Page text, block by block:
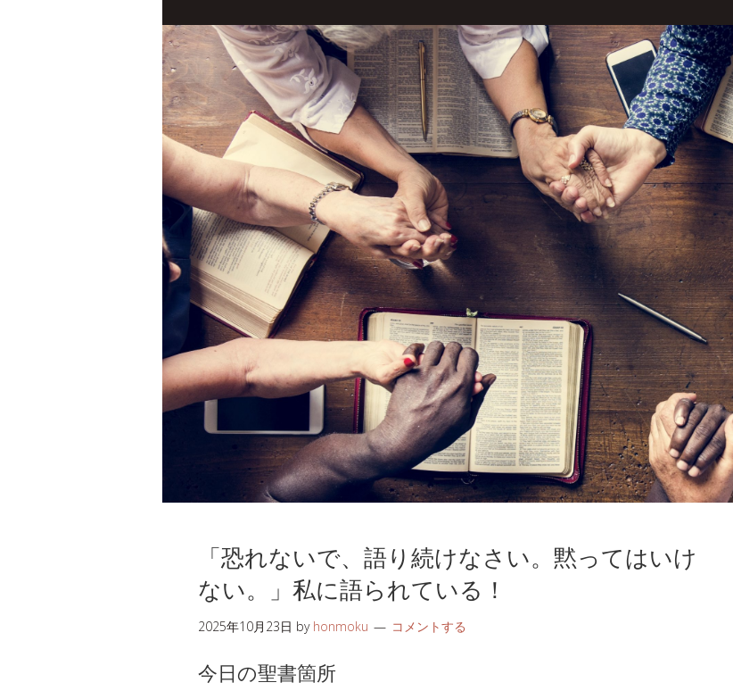
「恐れないで、語り続けなさい。黙ってはいけ
ない。」私に語られている！
2025年10月23日 by honmoku コメントする
今日の聖書箇所